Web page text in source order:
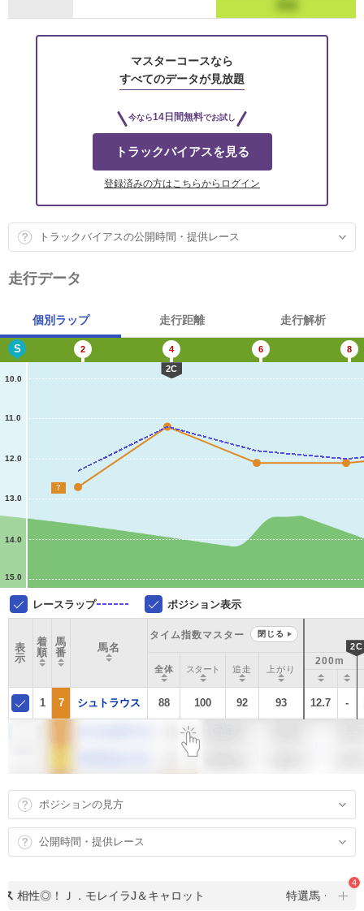
マスターコースなら
すべてのデータが見放題
今なら14日間無料でお試し
トラックバイアスを見る
登録済みの方はこちらからログイン
トラックバイアスの公開時間・提供レース
走行データ
個別ラップ 走行距離 走行解析
10.0
11.0
12.0
13.0
14.0
15.0
S 2 4
2C
6 8
7
レースラップ ポジション表示
表
示
着
順
馬
番
馬名
タイム指数マスター 閉じる
全体 スタート 追走 上がり
200m
2C
1 7 シュトラウス 88 100 92 93 12.7 -
ポジションの見方
公開時間・提供レース
相性◎！Ｊ．モレイラJ＆キャロット 特選馬・注目馬
4